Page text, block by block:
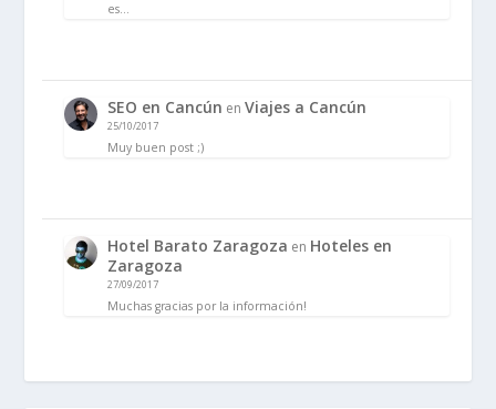
es…
SEO en Cancún enViajes a Cancún
25/10/2017
Muy buen post ;)
Hotel Barato Zaragoza en Hoteles en
Zaragoza
27/09/2017
Muchas gracias por la información!